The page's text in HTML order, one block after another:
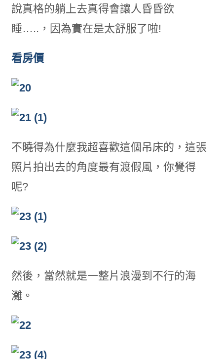
說真格的躺上去真得會讓人昏昏欲
睡…..，因為實在是太舒服了啦!
看房價
不曉得為什麼我超喜歡這個吊床的，這張
照片拍出去的角度最有渡假風，你覺得
呢?
然後，當然就是一整片浪漫到不行的海
灘。